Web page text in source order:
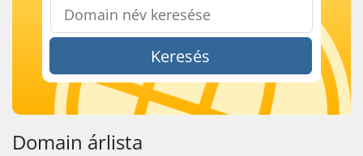
Keresés
Domain árlista